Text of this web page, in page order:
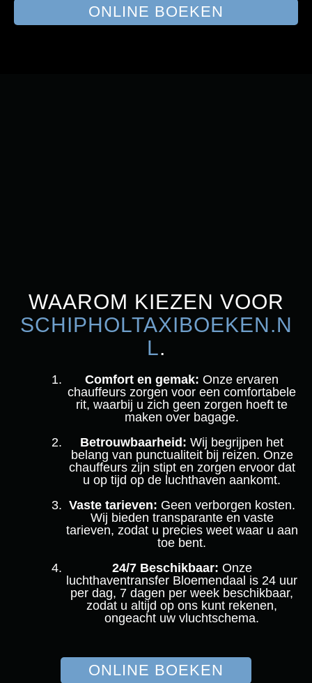
ONLINE BOEKEN
WAAROM KIEZEN VOOR
SCHIPHOLTAXIBOEKEN.N
L.
Comfort en gemak: Onze ervaren
chauffeurs zorgen voor een comfortabele
rit, waarbij u zich geen zorgen hoeft te
maken over bagage.
Betrouwbaarheid: Wij begrijpen het
belang van punctualiteit bij reizen. Onze
chauffeurs zijn stipt en zorgen ervoor dat
u op tijd op de luchthaven aankomt.
Vaste tarieven: Geen verborgen kosten.
Wij bieden transparante en vaste
tarieven, zodat u precies weet waar u aan
toe bent.
24/7 Beschikbaar: Onze
luchthaventransfer Bloemendaal is 24 uur
per dag, 7 dagen per week beschikbaar,
zodat u altijd op ons kunt rekenen,
ongeacht uw vluchtschema.
ONLINE BOEKEN